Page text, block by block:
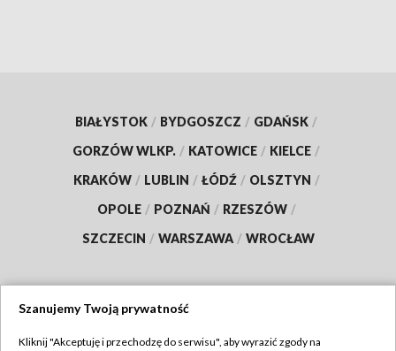
BIAŁYSTOK / BYDGOSZCZ / GDAŃSK /
GORZÓW WLKP. / KATOWICE / KIELCE /
KRAKÓW / LUBLIN / ŁÓDŹ / OLSZTYN /
OPOLE / POZNAŃ / RZESZÓW /
SZCZECIN / WARSZAWA / WROCŁAW
Szanujemy Twoją prywatność
Kliknij "Akceptuję i przechodzę do serwisu", aby wyrazić zgody na